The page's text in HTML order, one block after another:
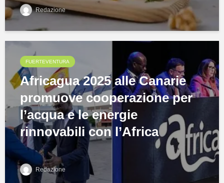
Redazione
FUERTEVENTURA
Africagua 2025 alle Canarie
promuove cooperazione per
l’acqua e le energie
rinnovabili con l’Africa
Redazione